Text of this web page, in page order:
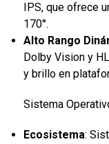
IPS, que ofrece
170°.
Alto Rango
Dolby Vision y
y brillo en
Sistema
Ecosistema: